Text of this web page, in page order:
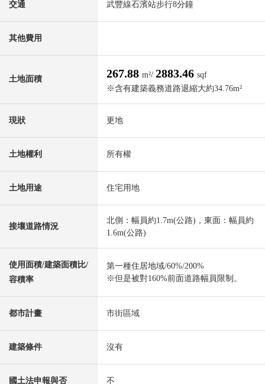
交通 武豐線石濱站步行8分鐘
其他費用
土地面積 267.88 m²/ 2883.46 sqf
※含有建築義務道路退縮大約34.76m²
現狀 更地
土地權利 所有權
土地用途 住宅用地
接壤道路情況
北側：幅員約1.7m(公路)，東面：幅員約
1.6m(公路)
使用面積/建築面積比/
容積率
第一種住居地域/60%/200%
※但是被對160%前面道路幅員限制。
都市計畫 市街區域
建築條件 沒有
國土法申報與否 不